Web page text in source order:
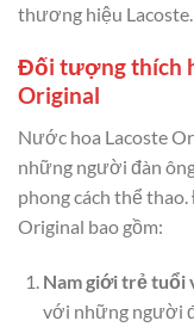
thương hiệu Lacoste.
Đối tượng thích
Original
Nước hoa Lacoste
những người đàn
phong cách thể
Original bao gồm:
Nam giới trẻ tuổi
với những người